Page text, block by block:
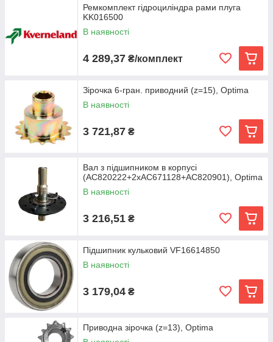
Ремкомплект гідроциліндра рами плуга
KK016500
В наявності
4 289,37 ₴/комплект
Зірочка 6-гран. приводний (z=15), Optima
В наявності
3 721,87 ₴
Вал з підшипником в корпусі
(AC820222+2хАС671128+AC820901), Optima
В наявності
3 216,51 ₴
Підшипник кульковий VF16614850
В наявності
3 179,04 ₴
Приводна зірочка (z=13), Optima